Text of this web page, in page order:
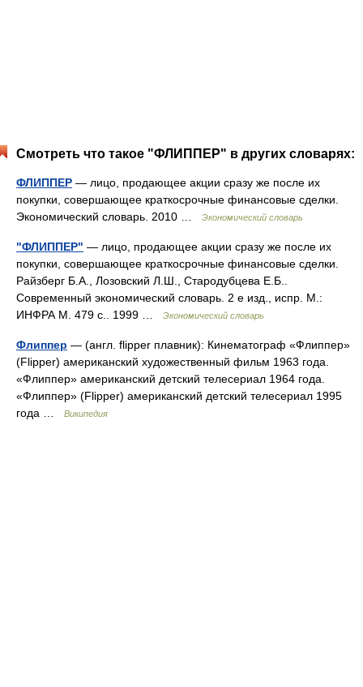
Смотреть что такое "ФЛИППЕР" в других словарях:
ФЛИППЕР — лицо, продающее акции сразу же после их
покупки, совершающее краткосрочные финансовые сделки.
Экономический словарь. 2010 …
Экономический словарь
"ФЛИППЕР" — лицо, продающее акции сразу же после их
покупки, совершающее краткосрочные финансовые сделки.
Райзберг Б.А., Лозовский Л.Ш., Стародубцева Е.Б..
Современный экономический словарь. 2 е изд., испр. М.:
ИНФРА М. 479 с.. 1999 …
Экономический словарь
Флиппер — (англ. flipper плавник): Кинематограф «Флиппер»
(Flipper) американский художественный фильм 1963 года.
«Флиппер» американский детский телесериал 1964 года.
«Флиппер» (Flipper) американский детский телесериал 1995
года …
Википедия